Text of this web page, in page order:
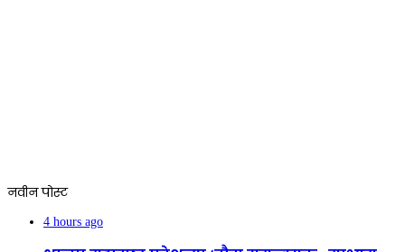
नवीन पोस्ट
4 hours ago